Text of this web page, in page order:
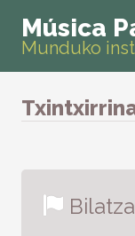
Música
Munduko